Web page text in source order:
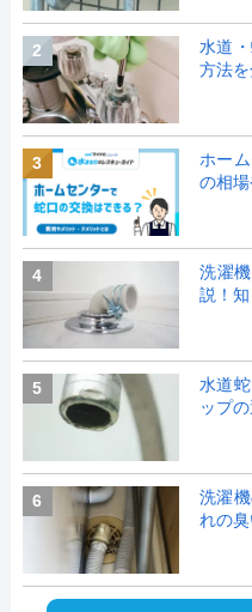
2
水道
方法
3
ホー
の相
4
洗濯
説！
5
水道
ップ
6
洗濯
れの